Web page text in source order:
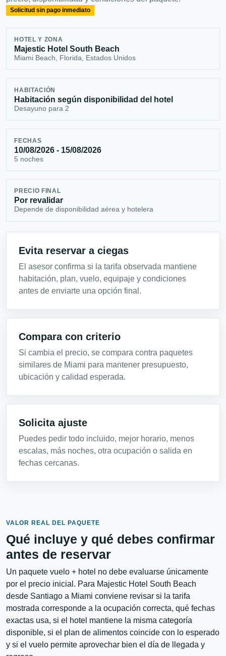
Solicitud sin pago inmediato
HOTEL Y ZONA
Majestic Hotel South Beach
Miami Beach, Florida, Estados Unidos
HABITACIÓN
Habitación según disponibilidad del hotel
Desayuno para 2
FECHAS
10/08/2026 - 15/08/2026
5 noches
PRECIO FINAL
Por revalidar
Depende de disponibilidad aérea y hotelera
Evita reservar a ciegas
El asesor confirma si la tarifa observada mantiene
habitación, plan, vuelo, equipaje y condiciones
antes de enviarte una opción final.
Compara con criterio
Si cambia el precio, se compara contra paquetes
similares de Miami para mantener presupuesto,
ubicación y calidad esperada.
Solicita ajuste
Puedes pedir todo incluido, mejor horario, menos
escalas, más noches, otra ocupación o salida en
fechas cercanas.
VALOR REAL DEL PAQUETE
Qué incluye y qué debes confirmar
antes de reservar
Un paquete vuelo + hotel no debe evaluarse únicamente
por el precio inicial. Para Majestic Hotel South Beach
desde Santiago a Miami conviene revisar si la tarifa
mostrada corresponde a la ocupación correcta, qué fechas
exactas usa, si el hotel mantiene la misma categoría
disponible, si el plan de alimentos coincide con lo esperado
y si el vuelo permite aprovechar bien el día de llegada y